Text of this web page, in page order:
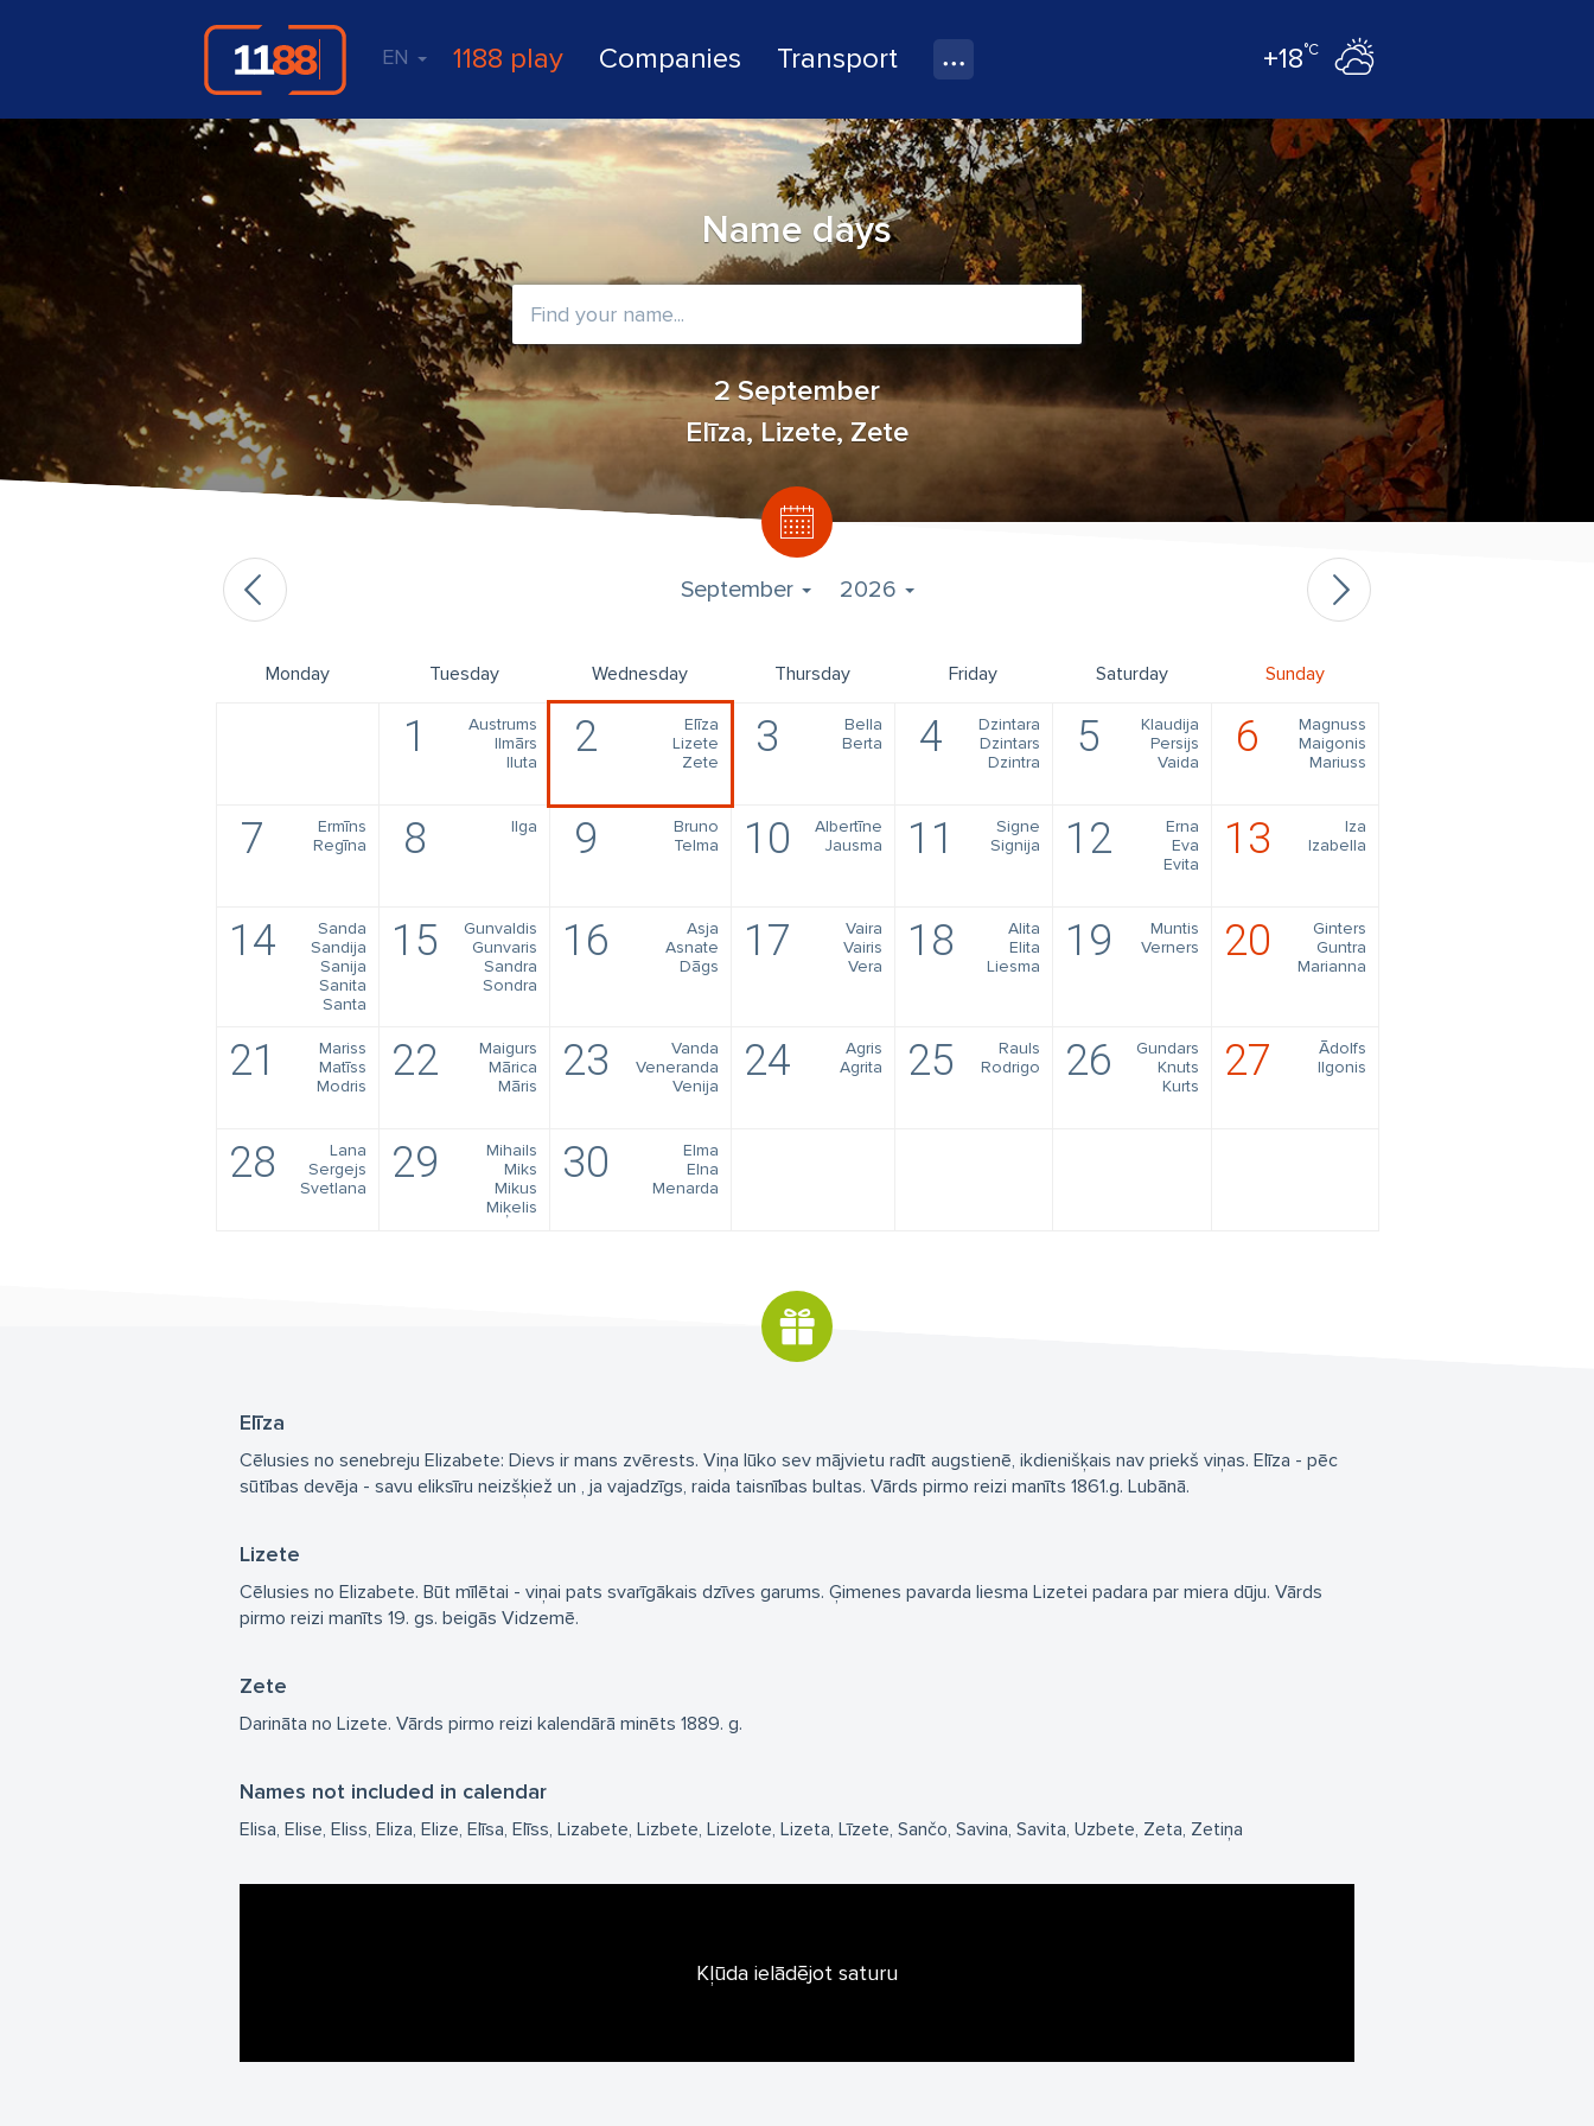
EN 1188 play Companies Transport +18°C
Name days
2 September
Elīza, Lizete, Zete
September 2026
Monday Tuesday Wednesday Thursday Friday Saturday Sunday
1
Austrums
Ilmārs
Iluta
2
Elīza
Lizete
Zete
3
Bella
Berta
4
Dzintara
Dzintars
Dzintra
5
Klaudija
Persijs
Vaida
6
Magnuss
Maigonis
Mariuss
7
Ermīns
Regīna
8 Ilga 9
Bruno
Telma
10
Albertīne
Jausma
11
Signe
Signija
12
Erna
Eva
Evita
13
Iza
Izabella
14
Sanda
Sandija
Sanija
Sanita
Santa
15
Gunvaldis
Gunvaris
Sandra
Sondra
16
Asja
Asnate
Dāgs
17
Vaira
Vairis
Vera
18
Alita
Elita
Liesma
19
Muntis
Verners
20
Ginters
Guntra
Marianna
21
Mariss
Matīss
Modris
22
Maigurs
Mārica
Māris
23
Vanda
Veneranda
Venija
24
Agris
Agrita
25
Rauls
Rodrigo
26
Gundars
Knuts
Kurts
27
Ādolfs
Ilgonis
28
Lana
Sergejs
Svetlana
29
Mihails
Miks
Mikus
Miķelis
30
Elma
Elna
Menarda
Elīza
Cēlusies no senebreju Elizabete: Dievs ir mans zvērests. Viņa lūko sev mājvietu radīt augstienē, ikdienišķais nav priekš viņas. Elīza - pēc
sūtības devēja - savu eliksīru neizšķiež un , ja vajadzīgs, raida taisnības bultas. Vārds pirmo reizi manīts 1861.g. Lubānā.
Lizete
Cēlusies no Elizabete. Būt mīlētai - viņai pats svarīgākais dzīves garums. Ģimenes pavarda liesma Lizetei padara par miera dūju. Vārds
pirmo reizi manīts 19. gs. beigās Vidzemē.
Zete
Darināta no Lizete. Vārds pirmo reizi kalendārā minēts 1889. g.
Names not included in calendar
Elisa Elise Eliss Eliza Elize Elīsa Elīss Lizabete Lizbete Lizelote Lizeta Līzete Sančo Savina Savita Uzbete Zeta Zetiņa
Kļūda ielādējot saturu